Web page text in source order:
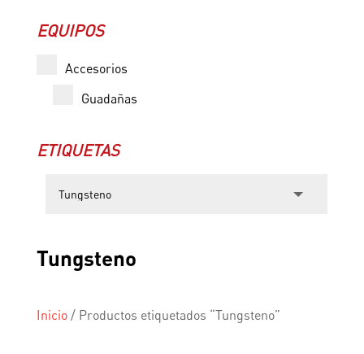
EQUIPOS
Accesorios
Guadañas
ETIQUETAS
Tungsteno
Inicio/ Productos etiquetados “Tungsteno”